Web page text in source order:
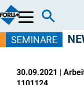
Menü
SEMINARE
30.09.2021 |